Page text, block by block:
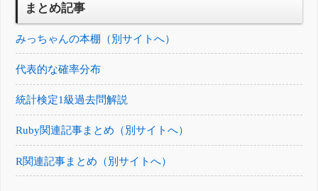
まとめ記事
みっちゃんの本棚（別サイトへ）
代表的な確率分布
統計検定1級過去問解説
Ruby関連記事まとめ（別サイトへ）
R関連記事まとめ（別サイトへ）